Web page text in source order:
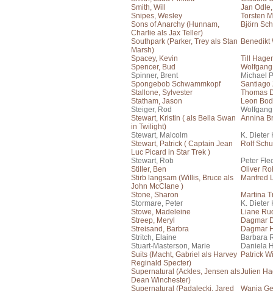
Smith, Will
Jan
Snipes, Wesley
Torsten
Sons of Anarchy (Hunnam,
Charlie als Jax Teller)
Björn
Southpark (Parker, Trey als Stan
Marsh)
Benedikt
Spacey, Kevin
Till
Spencer, Bud
Spinner, Brent
Michael
Spongebob Schwammkopf
Santiago
Stallone, Sylvester
Thomas
Statham, Jason
Leon
Steiger, Rod
Stewart, Kristin ( als Bella Swan
in Twilight)
Annina
Stewart, Malcolm
K. Dieter
Stewart, Patrick ( Captain Jean
Luc Picard in Star Trek )
Rolf
Stewart, Rob
Peter
Stiller, Ben
Oliver
Stirb langsam (Willis, Bruce als
John McClane )
Manfred
Stone, Sharon
Martina
Stormare, Peter
K. Dieter
Stowe, Madeleine
Liane
Streep, Meryl
Dagmar
Streisand, Barbra
Dagmar
Stritch, Elaine
Barbara
Stuart-Masterson, Marie
Daniela
Suits (Macht, Gabriel als Harvey
Reginald Specter)
Patrick
Supernatural (Ackles, Jensen als
Dean Winchester)
Julien
Supernatural (Padalecki, Jared
Wanja